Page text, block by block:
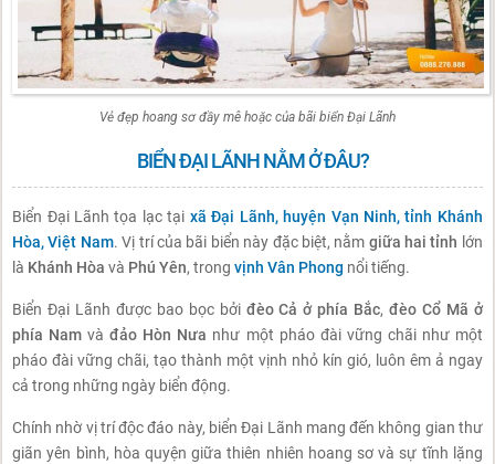
Vẻ đẹp hoang sơ đầy mê hoặc của bãi biển Đại Lãnh
BIỂN ĐẠI LÃNH NẰM Ở ĐÂU?
Biển Đại Lãnh tọa lạc tại xã Đại Lãnh, huyện Vạn Ninh, tỉnh Khánh
Hòa, Việt Nam. Vị trí của bãi biển này đặc biệt, nằm giữa hai tỉnh lớn
là Khánh Hòa và Phú Yên, trongvịnh Vân Phong nổi tiếng.
Biển Đại Lãnh được bao bọc bởi đèo Cả ở phía Bắc,đèo Cổ Mã ở
phía Nam vàđảo Hòn Nưa như một pháo đài vững chãi như một
pháo đài vững chãi, tạo thành một vịnh nhỏ kín gió, luôn êm ả ngay
cả trong những ngày biển động.
Chính nhờ vị trí độc đáo này, biển Đại Lãnh mang đến không gian thư
giãn yên bình, hòa quyện giữa thiên nhiên hoang sơ và sự tĩnh lặng